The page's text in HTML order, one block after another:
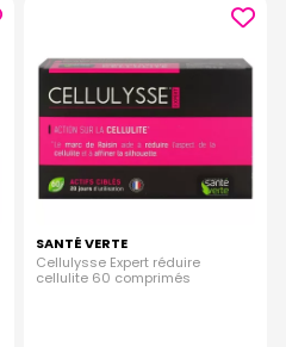
SANTÉ VERTE
Cellulysse Expert réduire
cellulite 60 comprimés